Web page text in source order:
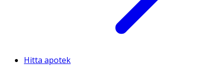
Hitta apotek